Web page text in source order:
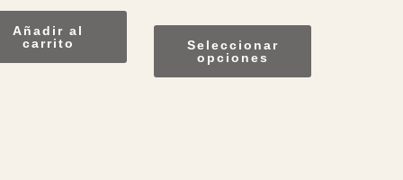
Añadir al
carrito
Seleccionar
opciones